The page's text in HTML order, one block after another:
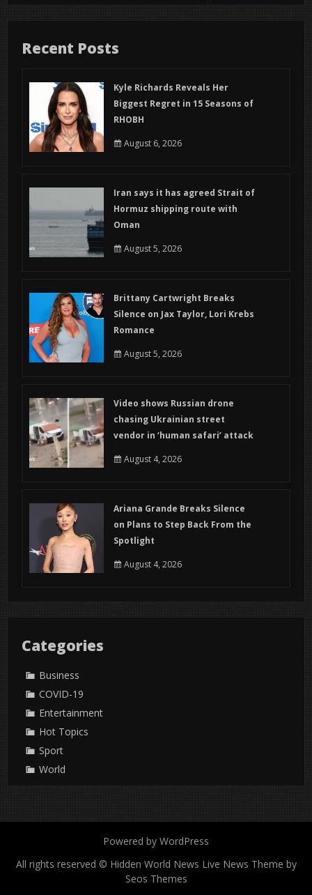
Recent Posts
Kyle Richards Reveals Her
Biggest Regret in 15 Seasons of
RHOBH
August 6, 2026
Iran says it has agreed Strait of
Hormuz shipping route with
Oman
August 5, 2026
Brittany Cartwright Breaks
Silence on Jax Taylor, Lori Krebs
Romance
August 5, 2026
Video shows Russian drone
chasing Ukrainian street
vendor in ‘human safari’ attack
August 4, 2026
Ariana Grande Breaks Silence
on Plans to Step Back From the
Spotlight
August 4, 2026
Categories
Business
COVID-19
Entertainment
Hot Topics
Sport
World
Powered by WordPress
All rights reserved © Hidden World News Live News Theme by
Seos Themes